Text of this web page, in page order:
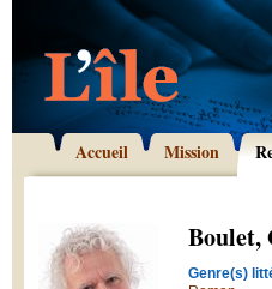
Accueil Mission
Boulet,
Genre(s)